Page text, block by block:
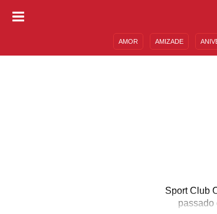
AMOR AMIZADE
Sport Club
passado